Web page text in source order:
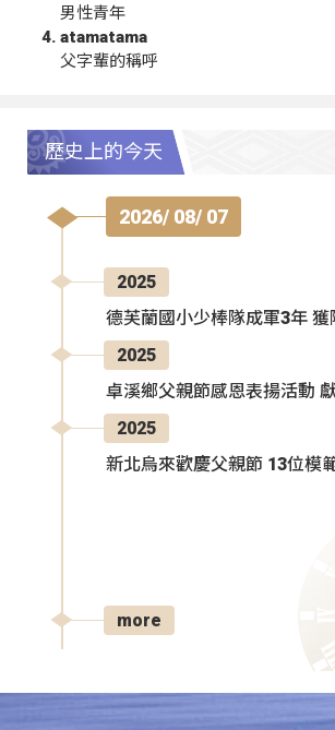
男性青年
atamatama
父字輩的稱呼
歷史上的今天
2026/ 08/ 07
2025
德芙蘭國小少棒隊成軍3年 獲
2025
卓溪鄉父親節感恩表揚活動
2025
新北烏來歡慶父親節 13位模
more